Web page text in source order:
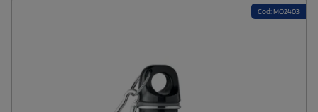
Cod: MO2403